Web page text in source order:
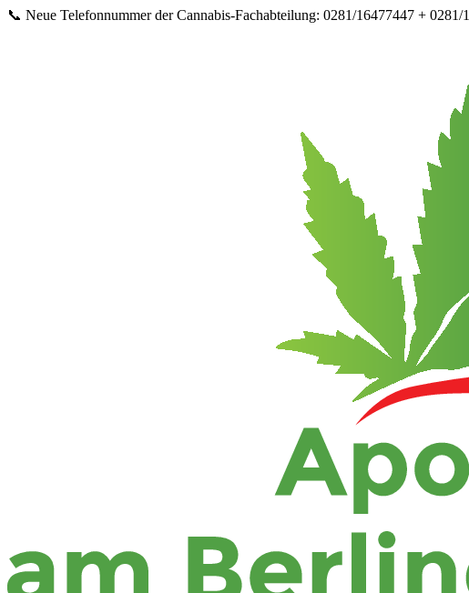
Springe
📞 Neue Telefonnummer der Cannabis‑Fachabteilung: 0281/16477447 +